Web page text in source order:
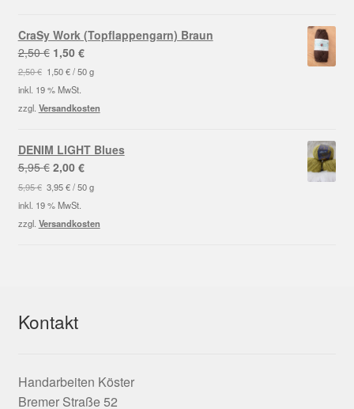
CraSy Work (Topflappengarn) Braun
2,50€ Ursprünglicher
Preis
war:
2,50 €
1,50 €Aktueller
Preis
1,50 €.
2,50€ 1,50€/50 g
inkl. 19 % MwSt.
zzgl. Versandkosten
DENIM LIGHT Blues
5,95€ Ursprünglicher
Preis
war:
5,95 €
2,00 €Aktueller
Preis
2,00 €.
5,95€ 3,95€/50 g
inkl. 19 % MwSt.
zzgl. Versandkosten
Kontakt
Handarbeiten Köster
Bremer Straße 52